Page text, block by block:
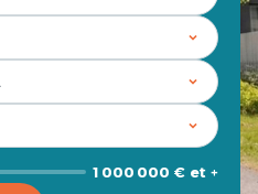
1 000 000 € et +